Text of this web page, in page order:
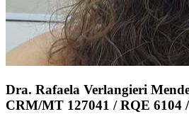
Dra. Rafaela Verlangieri
CRM/MT 127041 / RQE 6104